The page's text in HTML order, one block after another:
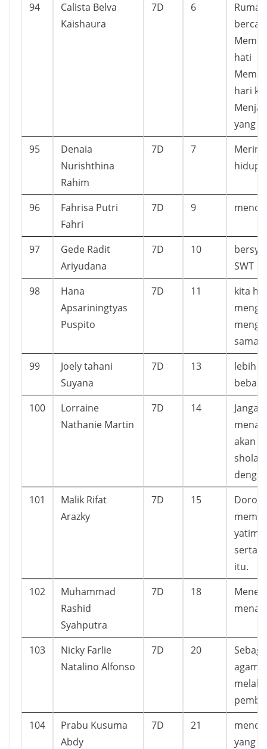
94
Calista Belva
Kaishaura
7D 6
hati
hari
yang
95
Denaia
Nurishthina
Rahim
7D 7
hidup
96
Fahrisa Putri
Fahri
7D 9
97
Gede Radit
Ariyudana
7D 10
SWT
98
Hana
Apsariningtyas
Puspito
7D 11
kita
sama
99
Joely tahani
Suyana
7D 13
lebih
beban
100
Lorraine
Nathanie Martin
7D 14
akan
sholat
101
Malik Rifat
Arazky
7D 15
yatim
serta
itu.
102
Muhammad
Rashid
Syahputra
7D 18
103
Nicky Farlie
Natalino Alfonso
7D 20
104
Prabu Kusuma
Abdy
7D 21
yang